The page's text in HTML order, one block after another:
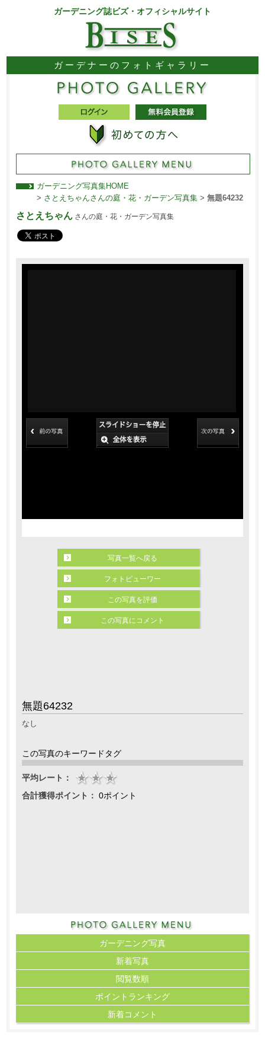
ガーデニング誌ビズ・オフィシャルサイト
ガーデナーのフォトギャラリー
ガーデニング写真集HOME
> さとえちゃんさんの庭・花・ガーデン写真集> 無題64232
さとえちゃんさんの庭・花・ガーデン写真集
無題64232
なし
この写真のキーワードタグ
平均レート：
合計獲得ポイント： 0ポイント
写真一覧へ戻る
フォトビューワー
この写真を評価
この写真にコメント
ガーデニング写真
新着写真
閲覧数順
ポイント ランキング
新着コメント